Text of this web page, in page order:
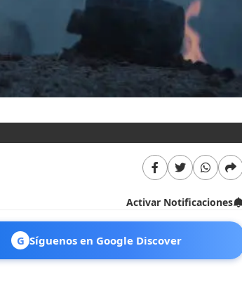
Activar Notificaciones
G Síguenos en Google Discover